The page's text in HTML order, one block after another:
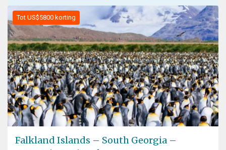
Tot US$5800 korting
Falkland Islands – South Georgia –